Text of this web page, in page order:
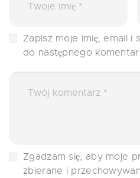
Zapisz moje imię, email i
do następnego
Zgadzam się, aby moje
zbierane i